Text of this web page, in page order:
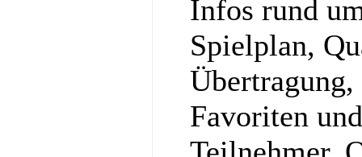
Infos rund
Spielplan,
Favoriten